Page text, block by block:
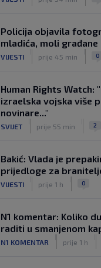
Policija objavila
mladića, moli građane
VIJESTI prije 45 min 0
Human Rights Watch:
izraelska vojska više
novinare..."
SVIJET prije 55 min 2
Bakić: Vlada je
prijedloge za
VIJESTI prije 1 h 0
N1 komentar: Koliko
raditi u smanjenom
N1 KOMENTAR prije 1 h